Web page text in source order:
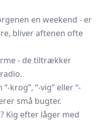
en weekend - er
bliver aftenen ofte
- de tiltrækker
krog”, “-vig” eller “-
små bugter.
Kig efter låger med